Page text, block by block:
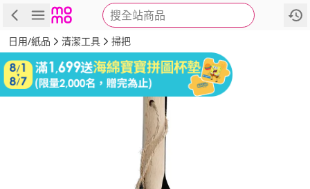
搜全站商品
商品 評價 詳情
日用/紙品 清潔工具 掃把